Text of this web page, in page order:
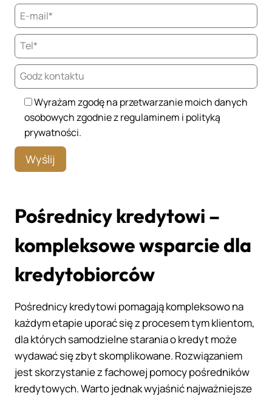
Wyrażam zgodę na przetwarzanie moich danych
osobowych zgodnie z regulaminem i polityką
prywatności.
Pośrednicy kredytowi –
kompleksowe wsparcie dla
kredytobiorców
Pośrednicy kredytowi pomagają kompleksowo na
każdym etapie uporać się z procesem tym klientom,
dla których samodzielne starania o kredyt może
wydawać się zbyt skomplikowane. Rozwiązaniem
jest skorzystanie z fachowej pomocy pośredników
kredytowych. Warto jednak wyjaśnić najważniejsze